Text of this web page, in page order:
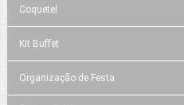
Coquetel
Kit Buffet
Organização de Festa